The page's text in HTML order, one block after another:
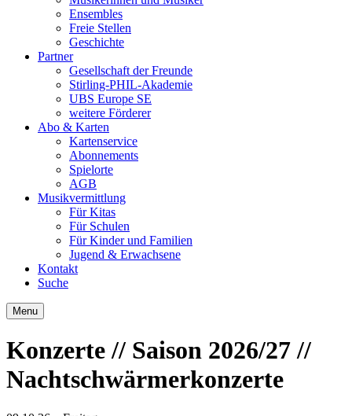
Ensembles
Freie Stellen
Geschichte
Partner
Gesellschaft der Freunde
Stirling-PHIL-Akademie
UBS Europe SE
weitere Förderer
Abo & Karten
Kartenservice
Abonnements
Spielorte
AGB
Musikvermittlung
Für Kitas
Für Schulen
Für Kinder und Familien
Jugend & Erwachsene
Kontakt
Suche
Menu
Konzerte// Saison 2026/27 //
Nachtschwärmerkonzerte